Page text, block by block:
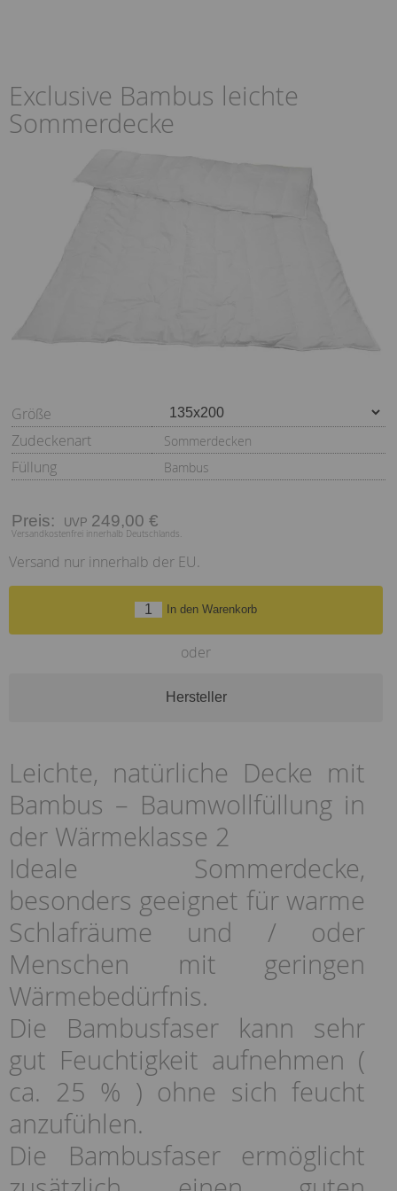
Exclusive Bambus leichte
Sommerdecke
Größe
Zudeckenart
Sommerdecken
Füllung Bambus
Preis: 249,00 €
Versandkostenfrei innerhalb Deutschlands.
Versand nur innerhalb der EU.
In den Warenkorb
oder
Hersteller
Leichte, natürliche Decke mit
Bambus – Baumwollfüllung in
der Wärmeklasse 2
Ideale Sommerdecke,
besonders geeignet für warme
Schlafräume und / oder
Menschen mit geringen
Wärmebedürfnis.
Die Bambusfaser kann sehr
gut Feuchtigkeit aufnehmen (
ca. 25 % ) ohne sich feucht
anzufühlen.
Die Bambusfaser ermöglicht